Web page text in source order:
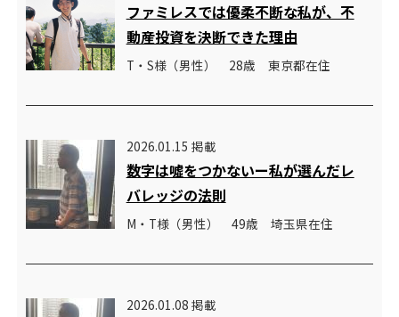
ファミレスでは優柔不断な私が、不
動産投資を決断できた理由
T・S様（男性） 28歳 東京都在住
2026.01.15 掲載
数字は噓をつかないー私が選んだレ
バレッジの法則
M・T様（男性） 49歳 埼玉県在住
2026.01.08 掲載